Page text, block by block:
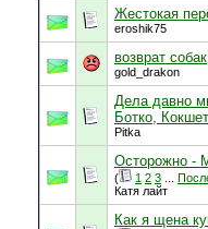
Жестокая
eroshik75
возврат
gold_drakon
Дела давно
Ботко,
Pitka
Осторожно -
( 1 2 3
Катя лайт
Как я щена